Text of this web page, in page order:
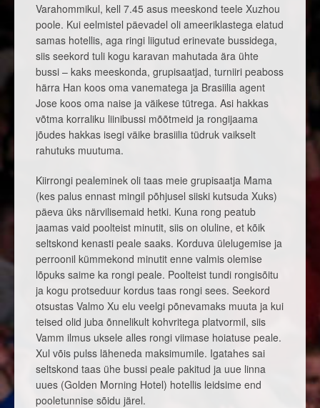
Varahommikul, kell 7.45 asus meeskond teele Xuzhou
poole. Kui eelmistel päevadel oli ameeriklastega elatud
samas hotellis, aga ringi liigutud erinevate bussidega,
siis seekord tuli kogu karavan mahutada ära ühte
bussi – kaks meeskonda, grupisaatjad, turniiri peaboss
härra Han koos oma vanematega ja Brasiilia agent
Jose koos oma naise ja väikese tütrega. Asi hakkas
võtma korraliku liinibussi mõõtmeid ja rongijaama
jõudes hakkas isegi väike brasiilia tüdruk vaikselt
rahutuks muutuma.
Kiirrongi pealeminek oli taas meie grupisaatja Mama
(kes palus ennast mingil põhjusel siiski kutsuda Xuks)
päeva üks närvilisemaid hetki. Kuna rong peatub
jaamas vaid poolteist minutit, siis on oluline, et kõik
seltskond kenasti peale saaks. Korduva ülelugemise ja
perroonil kümmekond minutit enne valmis olemise
lõpuks saime ka rongi peale. Poolteist tundi rongisõitu
ja kogu protseduur kordus taas rongi sees. Seekord
otsustas Valmo Xu elu veelgi põnevamaks muuta ja kui
teised olid juba õnnelikult kohvritega platvormil, siis
Vamm ilmus uksele alles rongi viimase hoiatuse peale.
Xul võis pulss läheneda maksimumile. Igatahes sai
seltskond taas ühe bussi peale pakitud ja uue linna
uues (Golden Morning Hotel) hotellis leidsime end
pooletunnise sõidu järel.